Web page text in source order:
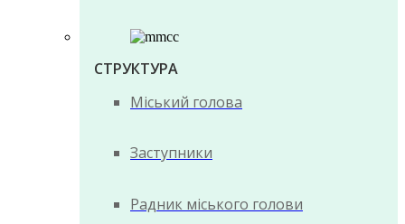
СТРУКТУРА
Міський голова
Заступники
Радник міського голови